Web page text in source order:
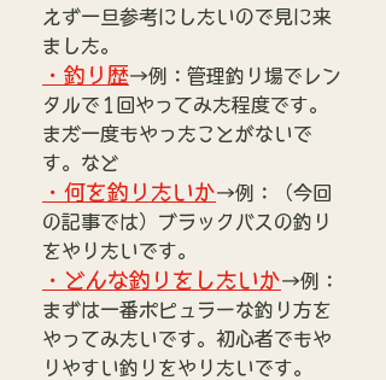
えず一旦参考にしたいので見に来
ました。
・釣り歴→例：管理釣り場でレン
タルで1回やってみた程度です。
まだ一度もやったことがないで
す。など
・何を釣りたいか→例：（今回
の記事では）ブラックバスの釣り
をやりたいです。
・どんな釣りをしたいか→例：
まずは一番ポピュラーな釣り方を
やってみたいです。初心者でもや
りやすい釣りをやりたいです。